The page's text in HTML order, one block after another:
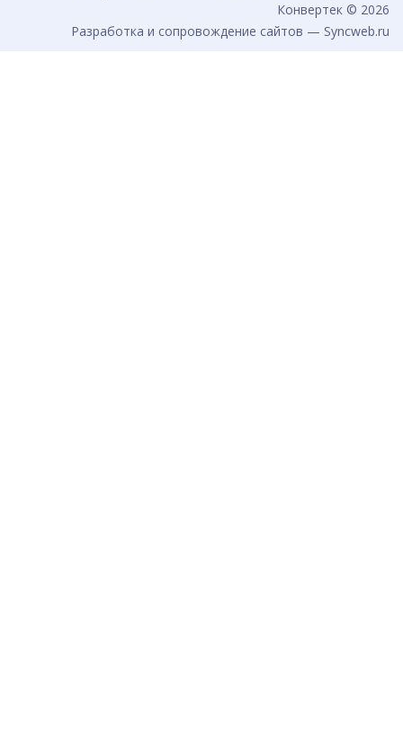
Конвертек © 2026
Разработка и сопровождение сайтов — Syncweb.ru